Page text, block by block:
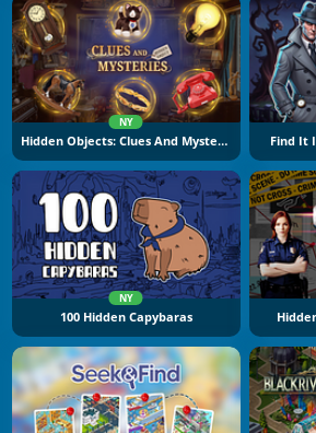
NY
Hidden Objects: Clues And Mysteries Find It
NY
100 Hidden Capybaras